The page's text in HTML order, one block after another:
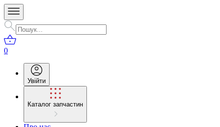
0
Увійти
Каталог запчастин